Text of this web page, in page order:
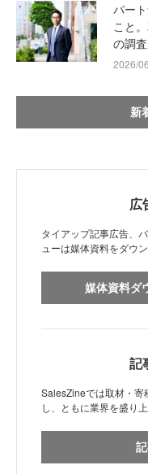
パー
こと
の調
2026/
新
広
タイアップ記事広告、
ューは媒体資料をダウ
媒体資料ダ
記
SalesZineでは取材・寄
し、ともに業界を盛り